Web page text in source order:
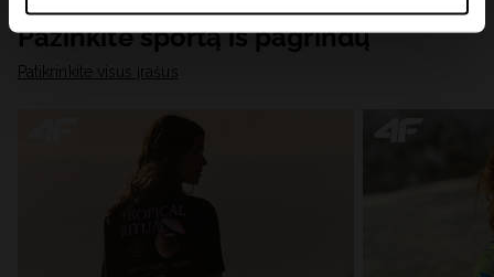
partnerių siūlomus sprendimus (pvz., socialinius tinklus).
Išsamią informaciją rasite mūsų Privatumo politikoje ir
skiltyje „Išsami informacija“.
Pažinkite sportą iš pagrindų
Patikrinkite visus įrašus